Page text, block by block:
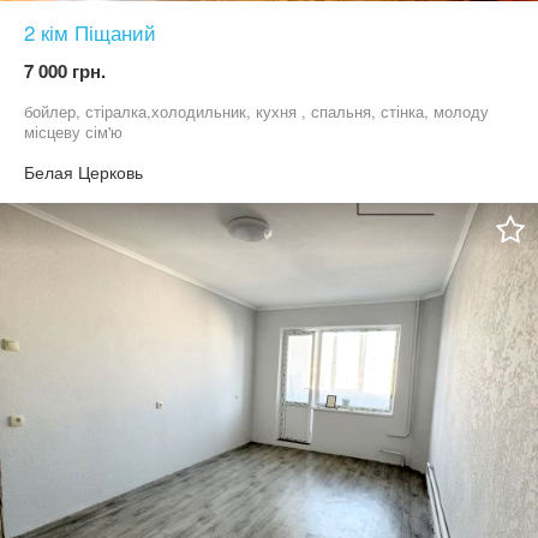
2 кім Піщаний
7 000 грн.
бойлер, стіралка,холодильник, кухня , спальня, стінка, молоду
місцеву сім'ю
Белая Церковь